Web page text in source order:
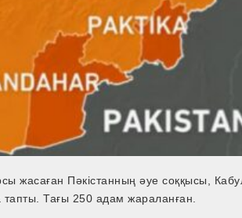
жасаған Пәкістанның әуе соққысы,
Тағы 250 адам жараланған.